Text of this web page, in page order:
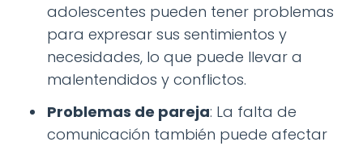
adolescentes pueden tener problemas
para expresar sus sentimientos y
necesidades, lo que puede llevar a
malentendidos y conflictos.
Problemas de pareja: La falta de
comunicación también puede afectar